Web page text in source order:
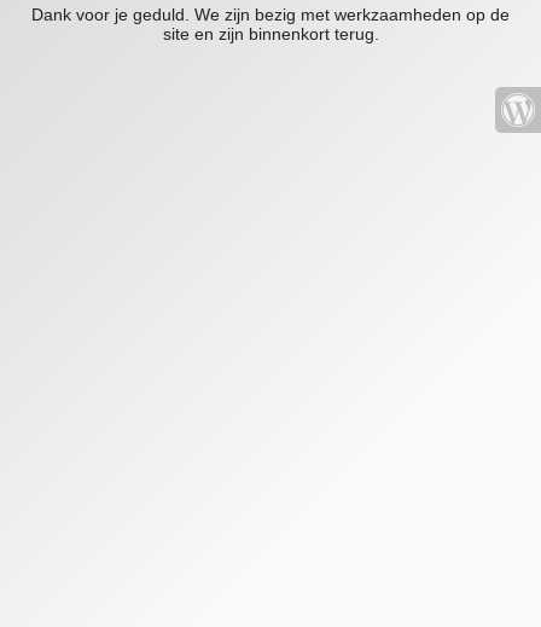
Dank voor je geduld. We zijn bezig met werkzaamheden op de
site en zijn binnenkort terug.